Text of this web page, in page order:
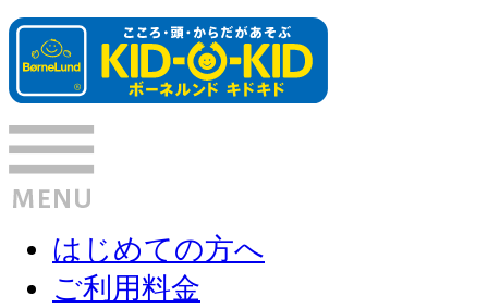
はじめての方へ
ご利用料金